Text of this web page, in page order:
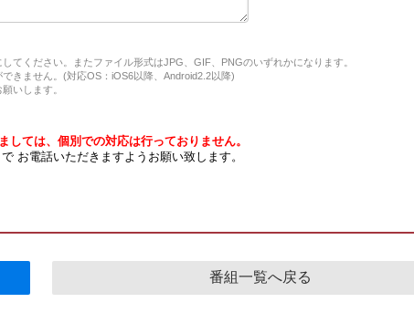
ください。またファイル形式はJPG、GIF、PNGのいずれかになります。
きません。(対応OS：iOS6以降、Android2.2以降)
いします。
ては、個別での対応は行っておりません。
お電話いただきますようお願い致します。
番組一覧へ戻る